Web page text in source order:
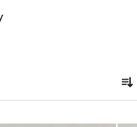
R
a